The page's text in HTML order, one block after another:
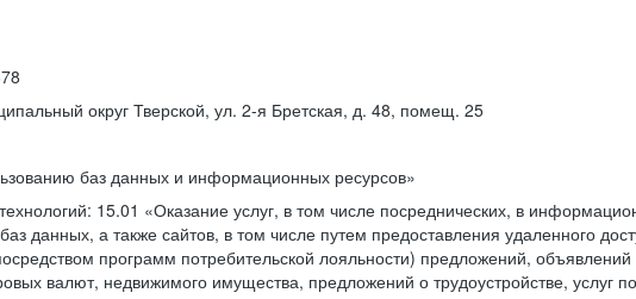
округ Тверской, ул. 2-я Бретская, д. 48, помещ. 25
баз данных и информационных ресурсов»
15.01 «Оказание услуг, в том числе посреднических, в
данных, а также сайтов, в том числе путем предоставления удаленного
программ потребительской лояльности) предложений,
валют, недвижимого имущества, предложений о трудоустройстве, услуг